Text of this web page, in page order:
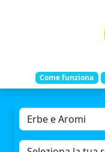
Come funziona